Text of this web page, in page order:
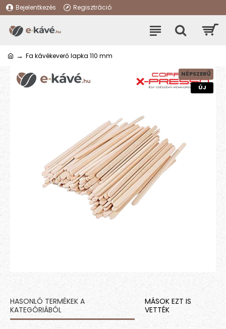
Bejelentkezés Regisztráció
Fa kávékeverő lapka 110 mm
NÉPSZERŰ
ÚJ
HASONLÓ TERMÉKEK A
KATEGÓRIÁBÓL
MÁSOK EZT IS
VETTÉK